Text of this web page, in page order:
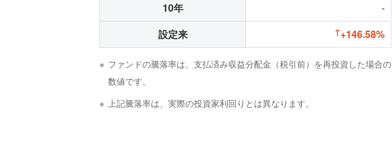
10年
-
設定来
+146.58%
ファンドの騰落率は、支払済み収益分配金（税引前）を再投資した場合の
数値です。
上記騰落率は、実際の投資家利回りとは異なります。